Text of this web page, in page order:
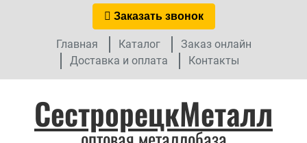
Заказать звонок
Главная Каталог
Заказ онлайн
Доставка и оплата
Контакты
СестрорецкМеталл